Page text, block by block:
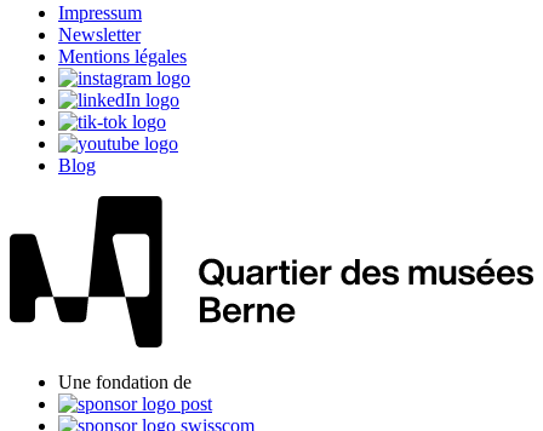
Impressum
Newsletter
Mentions légales
Blog
Une fondation de